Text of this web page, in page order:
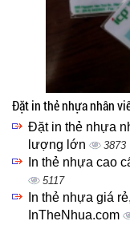
Đặt in thẻ nhựa nhân
Đặt in thẻ nhựa
lượng lớn
3873
In thẻ nhựa cao
5117
In thẻ nhựa giá
InTheNhua.com